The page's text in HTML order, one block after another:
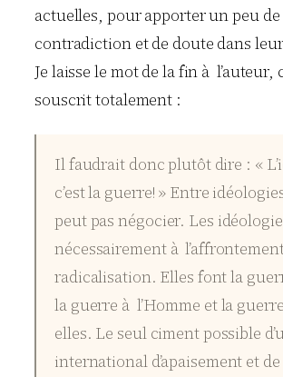
actuelles, pour apporter un peu de
contradiction et de doute dans
Je laisse le mot de la fin à l’auteur,
souscrit totalement :
Il faudrait donc plutôt dire : «
c’est la guerre! » Entre
peut pas négocier. Les
nécessairement à
radicalisation. Elles font la
la guerre à l’Homme et la
elles. Le seul ciment possible
international d’apaisement et de